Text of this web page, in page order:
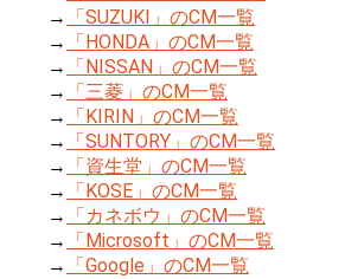
→
「SUZUKI」のCM一覧
→
「HONDA」のCM一覧
→
「NISSAN」のCM一覧
→
「三菱」のCM一覧
→
「KIRIN」のCM一覧
→
「SUNTORY」のCM一覧
→
「資生堂」のCM一覧
→
「KOSE」のCM一覧
→
「カネボウ」のCM一覧
→
「Microsoft」のCM一覧
→
「Google」のCM一覧